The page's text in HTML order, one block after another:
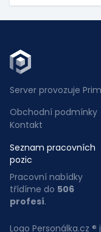
Server provozuje
Obchodní podmínky
Kontakt
Seznam pracovních
pozic
Pracovní nabídky
třídíme do 506
profesí.
Logo Personálka.cz